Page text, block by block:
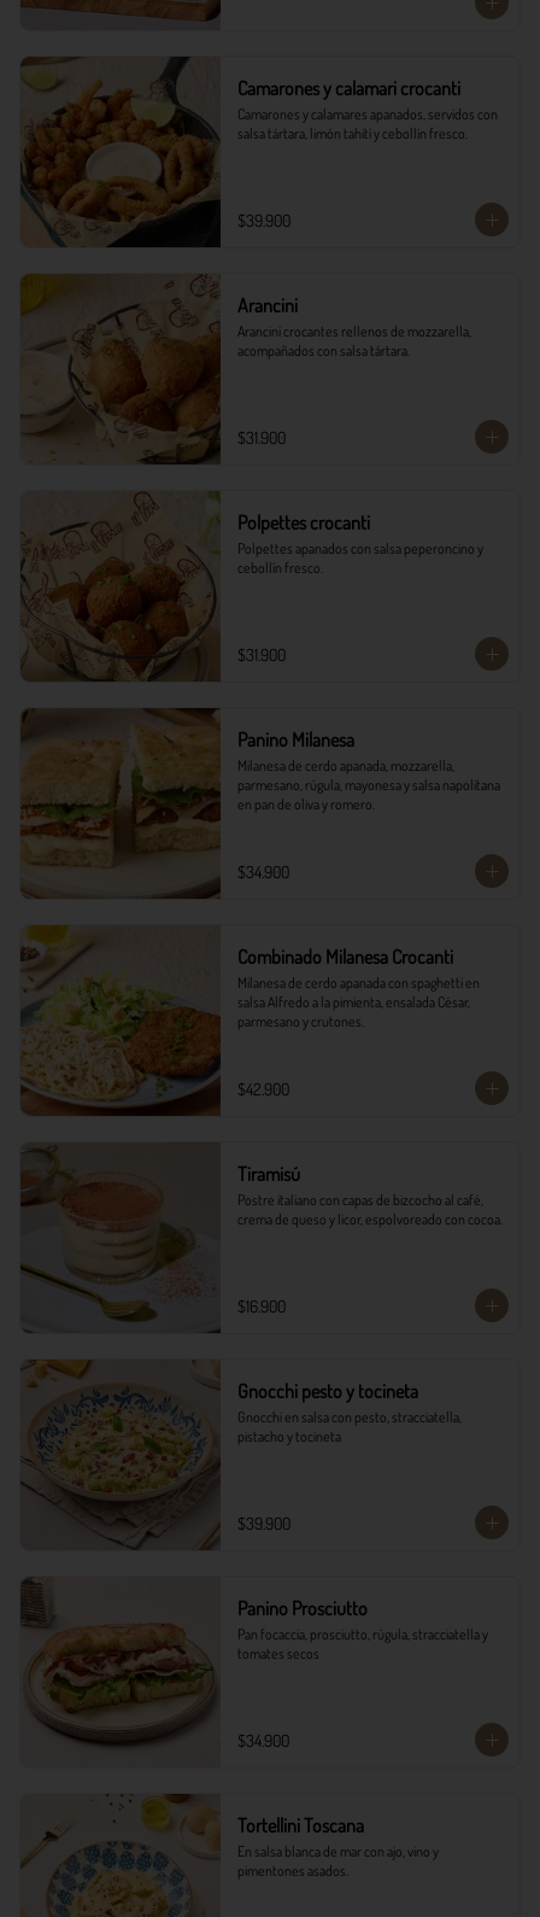
Camarones y calamari crocanti
Camarones y calamares apanados, servidos con
salsa tártara, limón tahití y cebollín fresco.
$39.900
Arancini
Arancini crocantes rellenos de mozzarella,
acompañados con salsa tártara.
$31.900
Polpettes crocanti
Polpettes apanados con salsa peperoncino y
cebollín fresco.
$31.900
Panino Milanesa
Milanesa de cerdo apanada, mozzarella,
parmesano, rúgula, mayonesa y salsa napolitana
en pan de oliva y romero.
$34.900
Combinado Milanesa Crocanti
Milanesa de cerdo apanada con spaghetti en
salsa Alfredo a la pimienta, ensalada César,
parmesano y crutones.
$42.900
Tiramisú
Postre italiano con capas de bizcocho al café,
crema de queso y licor, espolvoreado con cocoa.
$16.900
Gnocchi pesto y tocineta
Gnocchi en salsa con pesto, stracciatella,
pistacho y tocineta
$39.900
Panino Prosciutto
Pan focaccia, prosciutto, rúgula, stracciatella y
tomates secos
$34.900
Tortellini Toscana
En salsa blanca de mar con ajo, vino y
pimentones asados.